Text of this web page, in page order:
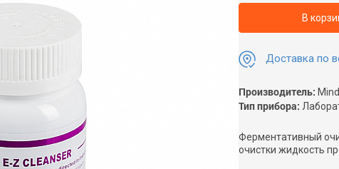
В
Доставка по
Производитель:
Тип прибора:
Ферментативный
очистки жидкость